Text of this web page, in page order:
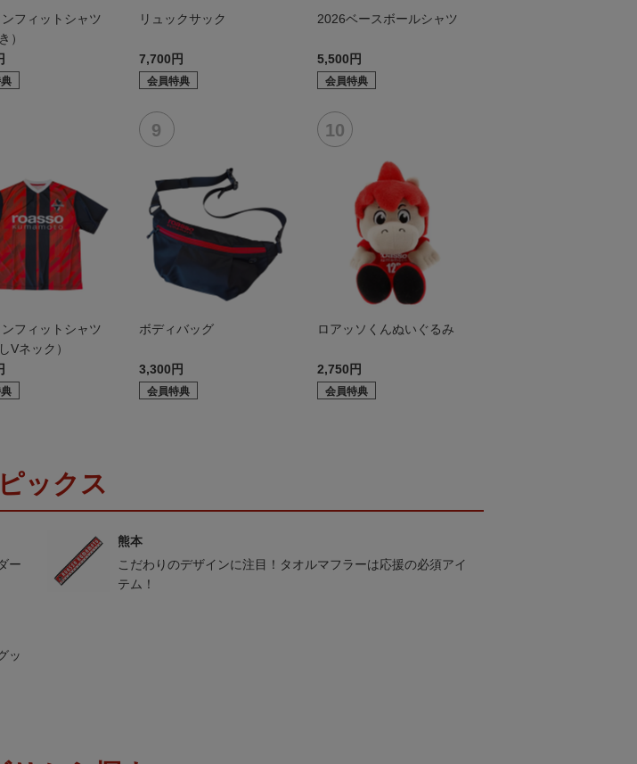
フィットシャツ
）
リュックサック
7,700円
会員特典
2026ベースボールシャツ
5,500円
会員特典
フィットシャツ
Vネック）
ボディバッグ
3,300円
会員特典
ロアッソくんぬいぐるみ
2,750円
会員特典
ックス
ー
熊本
こだわりのデザインに注目！タオルマフラーは応援の必須アイ
テム！
ッ